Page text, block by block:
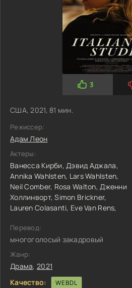
3
США, 2021, 81 мин.
Режиссер:
Адам Леон
Актеры:
Ванесса Кирби,Дэвид Аджала,
Annika Wahlsten, Lars Wahlsten,
Neil Comber, Rosa Walton,Дженни
Холлинворт,Simon Brickner,
Lauren Colasanti, Eve Van Rens,
Перевод:
многоголосый закадровый
Жанр:
Драма, 2021
Качество:
WEBDL